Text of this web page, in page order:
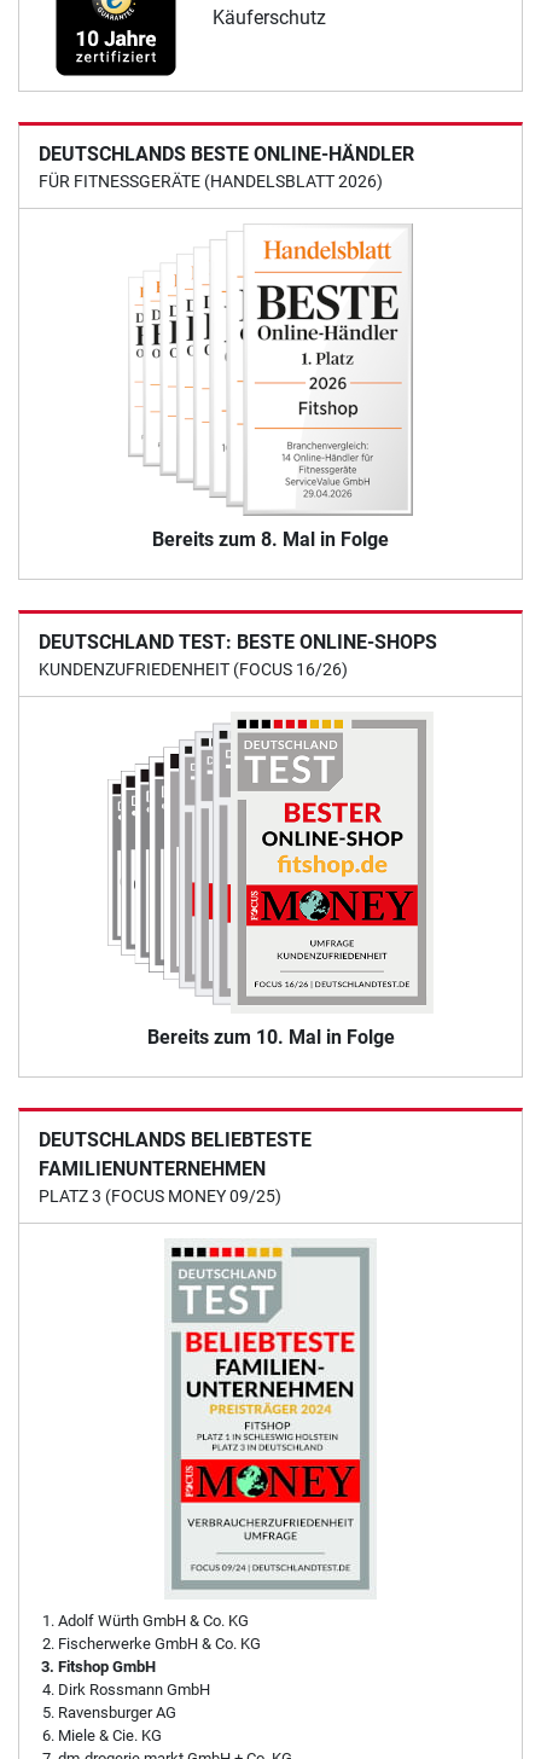
Käuferschutz
DEUTSCHLANDS BESTE ONLINE-HÄNDLER
FÜR FITNESSGERÄTE (HANDELSBLATT 2026)
Bereits zum 8. Mal in Folge
DEUTSCHLAND TEST: BESTE ONLINE-SHOPS
KUNDENZUFRIEDENHEIT (FOCUS 16/26)
Bereits zum 10. Mal in Folge
DEUTSCHLANDS BELIEBTESTE
FAMILIENUNTERNEHMEN
PLATZ 3 (FOCUS MONEY 09/25)
Adolf Würth GmbH & Co. KG
Fischerwerke GmbH & Co. KG
Fitshop GmbH
Dirk Rossmann GmbH
Ravensburger AG
Miele & Cie. KG